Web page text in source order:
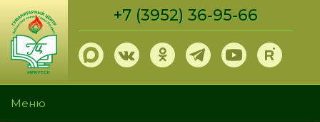
Перейти
основному
содержанию
+7 (3952) 36-95-66
Меню